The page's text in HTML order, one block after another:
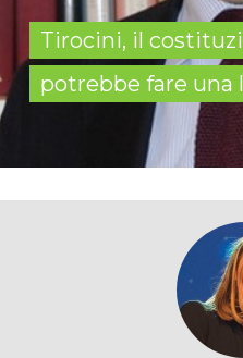
Tirocini, il
potrebbe fare una